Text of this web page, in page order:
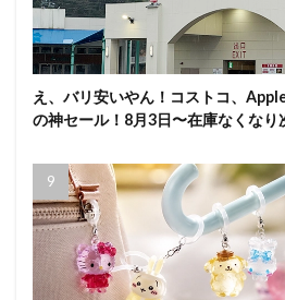
え、バリ安いやん！コストコ、
の神セール！8月3日〜在庫なくなり